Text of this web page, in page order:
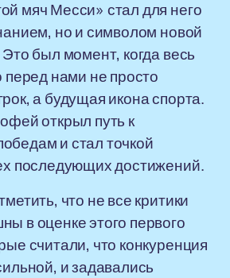
мяч Месси» стал для него
но и символом новой
был момент, когда весь
перед нами не просто
а будущая икона спорта.
открыл путь к
и стал точкой
последующих достижений.
что не все критики
в оценке этого первого
считали, что конкуренция
и задавались